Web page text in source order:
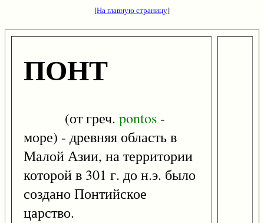
[На главную страницу]
ПОНТ
(от греч. pontos -
море) - древняя область в
Малой Азии, на территории
которой в 301 г. до н.э. было
создано Понтийское
царство.